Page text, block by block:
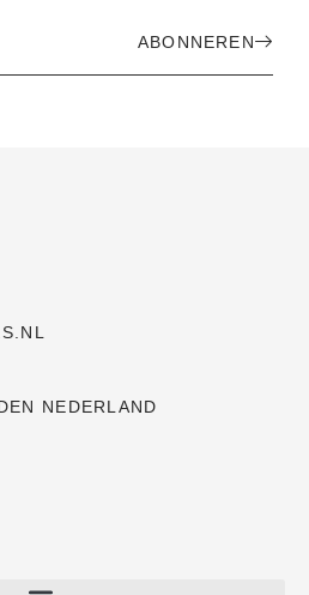
ABONNEREN
NEDERLAND